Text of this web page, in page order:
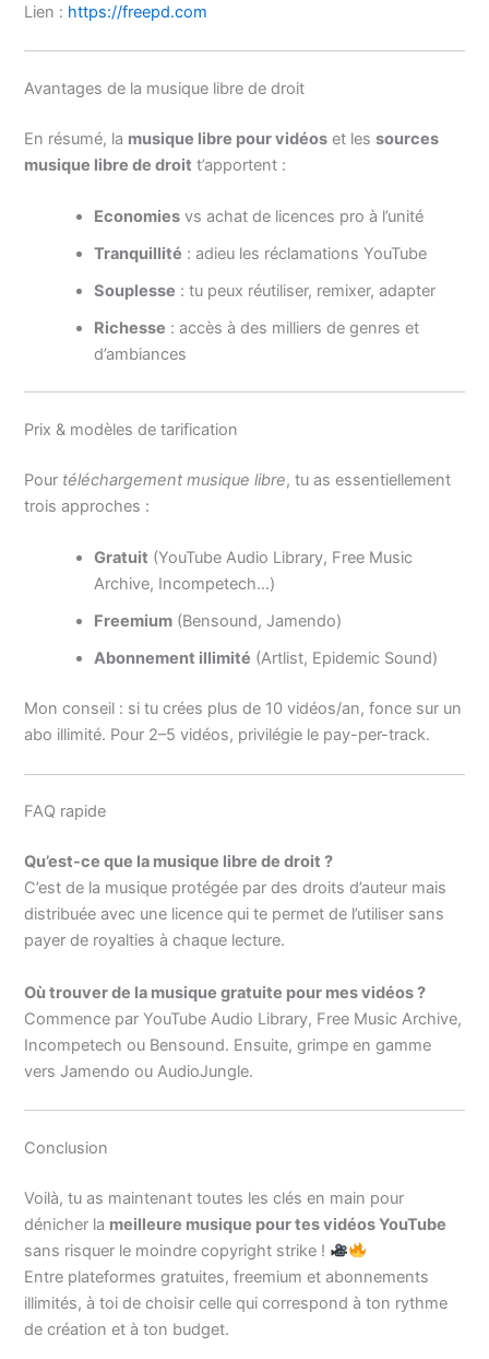
Lien : https://freepd.com
Avantages de la musique libre de droit
En résumé, la musique libre pour vidéos et lessources
musique libre de droit t’apportent :
Economies vs achat de licences pro à l’unité
Tranquillité : adieu les réclamations YouTube
Souplesse : tu peux réutiliser, remixer, adapter
Richesse : accès à des milliers de genres et
d’ambiances
Prix & modèles de tarification
Pour téléchargement musique libre, tu as essentiellement
trois approches :
Gratuit (YouTube Audio Library, Free Music
Archive, Incompetech…)
Freemium (Bensound, Jamendo)
Abonnement illimité (Artlist, Epidemic Sound)
Mon conseil : si tu crées plus de 10 vidéos/an, fonce sur un
abo illimité. Pour 2–5 vidéos, privilégie le pay-per-track.
FAQ rapide
Qu’est-ce que la musique libre de droit ?
C’est de la musique protégée par des droits d’auteur mais
distribuée avec une licence qui te permet de l’utiliser sans
payer de royalties à chaque lecture.
Où trouver de la musique gratuite pour mes vidéos ?
Commence par YouTube Audio Library, Free Music Archive,
Incompetech ou Bensound. Ensuite, grimpe en gamme
vers Jamendo ou AudioJungle.
Conclusion
Voilà, tu as maintenant toutes les clés en main pour
dénicher la meilleure musique pour tes vidéos YouTube
sans risquer le moindre copyright strike !
Entre plateformes gratuites, freemium et abonnements
illimités, à toi de choisir celle qui correspond à ton rythme
de création et à ton budget.